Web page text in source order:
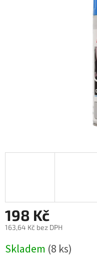
198 Kč
163,64 Kč bez DPH
cena:
Skladem (8 ks)